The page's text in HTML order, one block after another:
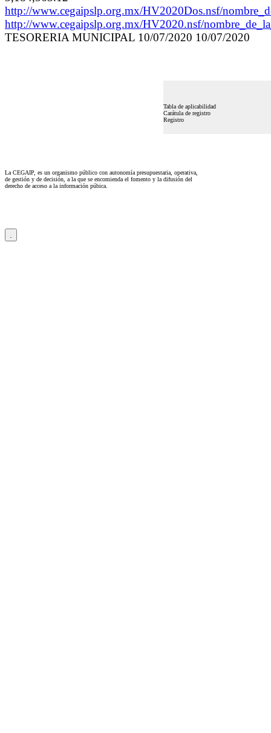
http://www.cegaipslp.org.mx/HV2020Dos.nsf/
http://www.cegaipslp.org.mx/HV2020.nsf/
TESORERIA MUNICIPAL 10/07/2020 10/07/2020
Tabla de aplicabilidad
Carátula de registro
Registro
La CEGAIP, es un organismo público con autonomía presupuestaria, operativa,
de gestión y de decisión, a la que se encomienda el fomento y la difusión del
derecho de acceso a la información púbica.